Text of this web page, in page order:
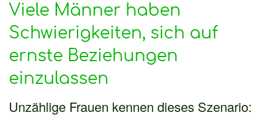
Viele Männer haben
Schwierigkeiten, sich auf
ernste Beziehungen
einzulassen
Unzählige Frauen kennen dieses Szenario: